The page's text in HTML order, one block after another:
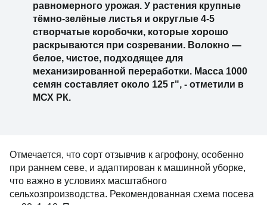
равномерного урожая. У растения крупные
тёмно-зелёные листья и округлые 4-5
створчатые коробочки, которые хорошо
раскрываются при созревании. Волокно —
белое, чистое, подходящее для
механизированной переработки. Масса 1000
семян составляет около 125 г", - отметили в
МСХ РК.
Отмечается, что сорт отзывчив к агрофону, особенно
при раннем севе, и адаптирован к машинной уборке,
что важно в условиях масштабного
сельхозпроизводства. Рекомендованная схема посева